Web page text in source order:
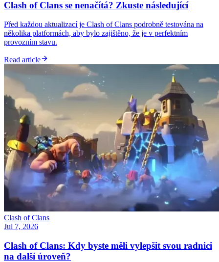
Clash of Clans se nenačítá? Zkuste následující
Před každou aktualizací je Clash of Clans podrobně testována na
několika platformách, aby bylo zajištěno, že je v perfektním
provozním stavu.
Read article
Clash of Clans
Jul 7, 2026
Clash of Clans: Kdy byste měli vylepšit svou radnici
na další úroveň?